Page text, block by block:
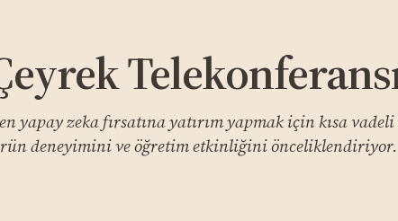
zeka fırsatına yatırım yapmak için kısa
deneyimini ve öğretim etkinliğini önceliklendiriyor.